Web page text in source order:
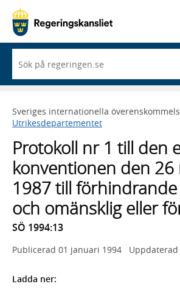
du
börjar
skriva
framträder
en
med
sökförslag
Sveriges internationella
Utrikesdepartementet
Protokoll nr 1 till den
konventionen den
1987 till
och omänsklig eller
SÖ 1994:13
Publicerad 01 januari 1994 Uppdaterad
Ladda ner: